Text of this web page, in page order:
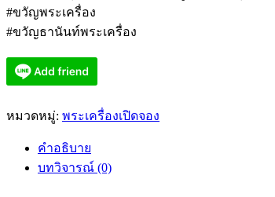
#ขวัญพระเครื่อง
#ขวัญธานันท์พระเครื่อง
หมวดหมู่: พระเครื่องเปิดจอง
คำอธิบาย
บทวิจารณ์ (0)